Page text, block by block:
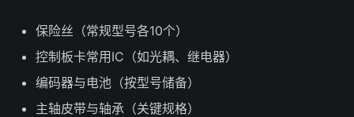
保险丝（常规型号各10个）
控制板卡常用IC（如光耦、继电器）
编码器与电池（按型号储备）
主轴皮带与轴承（关键规格）